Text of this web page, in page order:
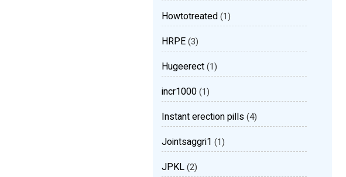
Howtotreated(1)
HRPE(3)
Hugeerect(1)
incr1000(1)
Instant erection pills(4)
Jointsaggri1 (1)
JPKL(2)